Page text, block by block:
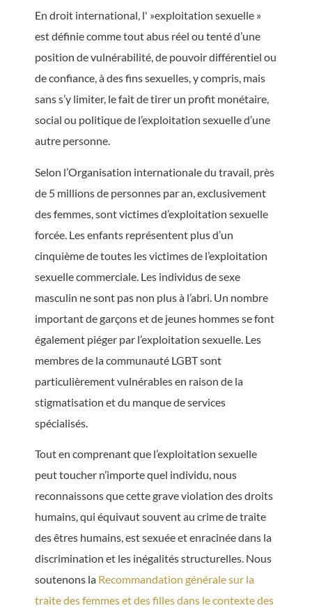
En droit international, l' »exploitation sexuelle »
est définie comme tout abus réel ou tenté d’une
position de vulnérabilité, de pouvoir différentiel ou
de confiance, à des fins sexuelles, y compris, mais
sans s’y limiter, le fait de tirer un profit monétaire,
social ou politique de l’exploitation sexuelle d’une
autre personne.
Selon l’Organisation internationale du travail, près
de 5 millions de personnes par an, exclusivement
des femmes, sont victimes d’exploitation sexuelle
forcée. Les enfants représentent plus d’un
cinquième de toutes les victimes de l’exploitation
sexuelle commerciale. Les individus de sexe
masculin ne sont pas non plus à l’abri. Un nombre
important de garçons et de jeunes hommes se font
également piéger par l’exploitation sexuelle. Les
membres de la communauté LGBT sont
particulièrement vulnérables en raison de la
stigmatisation et du manque de services
spécialisés.
Tout en comprenant que l’exploitation sexuelle
peut toucher n’importe quel individu, nous
reconnaissons que cette grave violation des droits
humains, qui équivaut souvent au crime de traite
des êtres humains, est sexuée et enracinée dans la
discrimination et les inégalités structurelles. Nous
soutenons la Recommandation générale sur la
traite des femmes et des filles dans le contexte des